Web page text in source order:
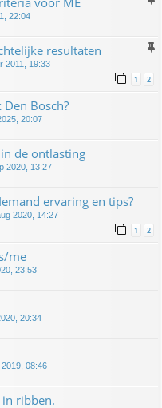
22:04
resultaten
2011, 19:33
1 2
Bosch?
20:07
de ontlasting
2020, 13:27
ervaring en tips?
2020, 14:27
1 2
me
23:53
20:34
08:46
ribben.